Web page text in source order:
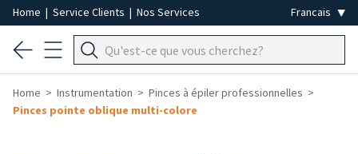
Home | Service Clients | Nos Services
Home Instrumentation
Pinces à épiler professionnelles
Pinces pointe oblique multi-colore